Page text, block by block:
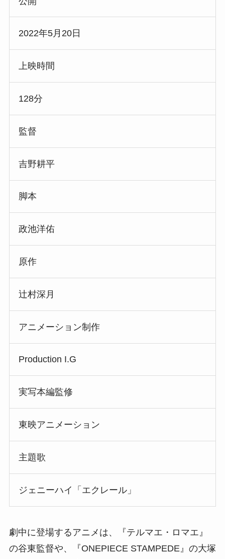
2022年5月20日
上映時間
128分
監督
吉野耕平
脚本
政池洋佑
原作
辻村深月
アニメーション制作
Production I.G
実写本編監修
東映アニメーション
主題歌
ジェニーハイ「エクレール」
劇中に登場するアニメは、『テルマエ・ロマエ』
の谷東監督や、『ONEPIECE STAMPEDE』の大塚